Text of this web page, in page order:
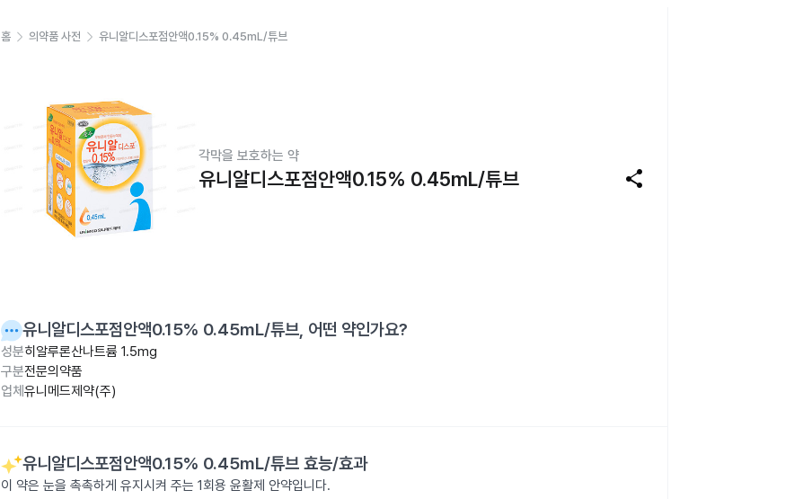
홈 의약품 사전 유니알디스포점안액0.15% 0.45mL/튜브
각막을 보호하는 약
유니알디스포점안액0.15% 0.45mL/튜브 share
유니알디스포점안액0.15% 0.45mL/튜브, 어떤 약인가요?
성분히알루론산나트륨 1.5mg
구분전문의약품
업체 유니메드제약(주)
유니알디스포점안액0.15% 0.45mL/튜브 효능/효과
이 약은 눈을 촉촉하게 유지시켜 주는 1회용 윤활제 안약입니다.